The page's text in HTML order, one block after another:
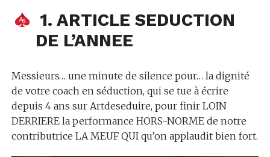
1. ARTICLE SEDUCTION
DE L’ANNEE
Messieurs… une minute de silence pour… la dignité
de votre coach en séduction, qui se tue à écrire
depuis 4 ans sur Artdeseduire, pour finir LOIN
DERRIERE la performance HORS-NORME de notre
contributrice LA MEUF QUI qu’on applaudit bien fort.